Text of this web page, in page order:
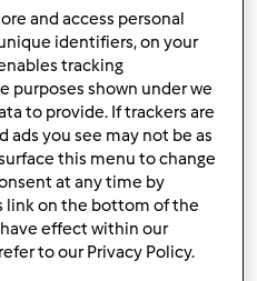
1 | Ultimo messaggio
Iscritto : 11.12.2009
and access personal
identifiers, on your
tracking
purposes shown under we
to provide. If trackers are
ads you see may not be as
this menu to change
at any time by
link on the bottom of the
effect within our
to our Privacy Policy.